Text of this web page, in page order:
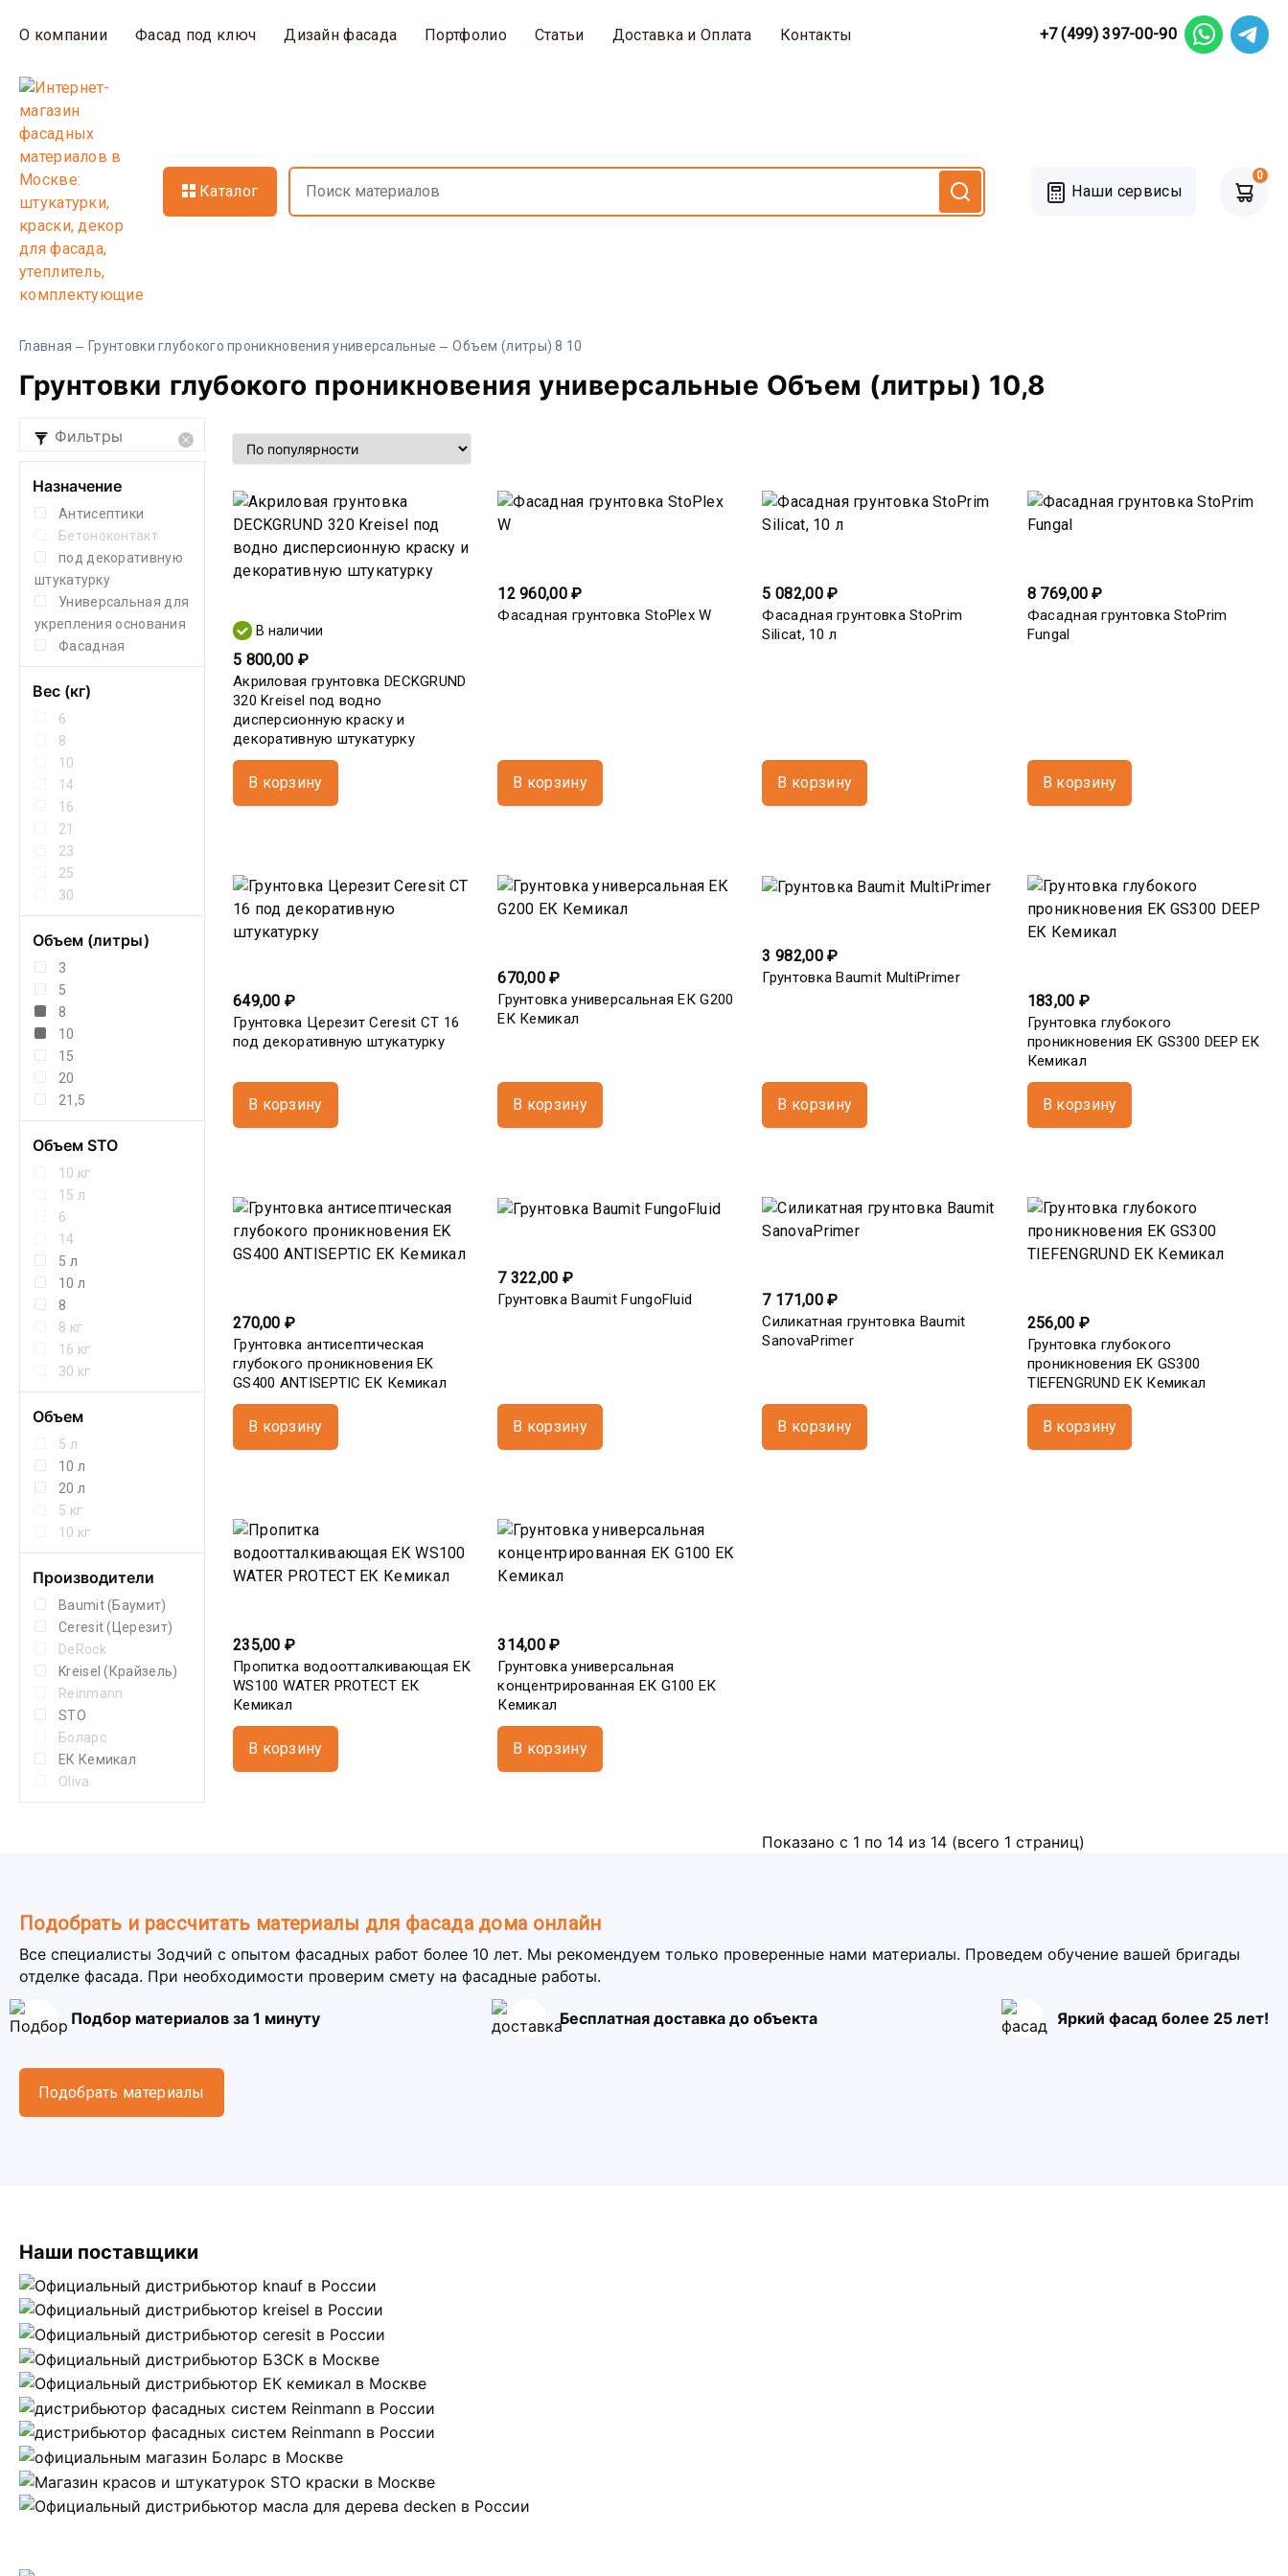
О компании Фасад под ключ Дизайн фасада Портфолио Статьи Доставка и Оплата Контакты +7 (499) 397-00-90
Каталог Наши сервисы
0
Главная Грунтовки глубокого проникновения универсальные Объем (литры) 8 10
Грунтовки глубокого проникновения универсальные Объем (литры) 10,8
Фильтры
Назначение
Антисептики
Бетоноконтакт
под декоративную
штукатурку
Универсальная для
укрепления основания
Фасадная
Вес (кг)
6
8
10
14
16
21
23
25
30
Объем (литры)
3
5
8
10
15
20
21,5
Объем STO
10 кг
15 л
6
14
5 л
10 л
8
8 кг
16 кг
30 кг
Объем
5 л
10 л
20 л
5 кг
10 кг
Производители
Baumit (Баумит)
Ceresit (Церезит)
DeRock
Kreisel (Крайзель)
Reinmann
STO
Боларс
ЕК Кемикал
Oliva
В наличии
5 800,00 ₽
Акриловая грунтовка DECKGRUND
320 Kreisel под водно
дисперсионную краску и
декоративную штукатурку
В корзину
12 960,00 ₽
Фасадная грунтовка StoPlex W
В корзину
5 082,00 ₽
Фасадная грунтовка StoPrim
Silicat, 10 л
В корзину
8 769,00 ₽
Фасадная грунтовка StoPrim
Fungal
В корзину
649,00 ₽
Грунтовка Церезит Ceresit СТ 16
под декоративную штукатурку
В корзину
670,00 ₽
Грунтовка универсальная ЕК G200
ЕК Кемикал
В корзину
3 982,00 ₽
Грунтовка Baumit MultiPrimer
В корзину
183,00 ₽
Грунтовка глубокого
проникновения EK GS300 DEEP ЕК
Кемикал
В корзину
270,00 ₽
Грунтовка антисептическая
глубокого проникновения EK
GS400 ANTISEPTIC ЕК Кемикал
В корзину
7 322,00 ₽
Грунтовка Baumit FungoFluid
В корзину
7 171,00 ₽
Силикатная грунтовка Baumit
SanovaPrimer
В корзину
256,00 ₽
Грунтовка глубокого
проникновения EK GS300
TIEFENGRUND ЕК Кемикал
В корзину
235,00 ₽
Пропитка водоотталкивающая ЕК
WS100 WATER PROTECT ЕК
Кемикал
В корзину
314,00 ₽
Грунтовка универсальная
концентрированная ЕК G100 ЕК
Кемикал
В корзину
Показано с 1 по 14 из 14 (всего 1 страниц)
Подобрать и рассчитать материалы для фасада дома онлайн
Все специалисты Зодчий с опытом фасадных работ более 10 лет. Мы рекомендуем только проверенные нами материалы. Проведем обучение вашей бригады
отделке фасада. При необходимости проверим смету на фасадные работы.
Подбор материалов за 1 минуту Бесплатная доставка до объекта Яркий фасад более 25 лет!
Подобрать материалы
Наши поставщики